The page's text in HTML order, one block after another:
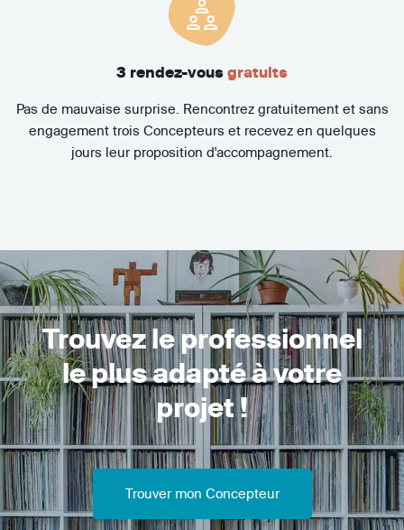
3 rendez-vous gratuits
Pas de mauvaise surprise. Rencontrez gratuitement et sans
engagement trois Concepteurs et recevez en quelques
jours leur proposition d'accompagnement.
Trouvez le professionnel
le plus adapté à votre
projet !
Trouver mon Concepteur